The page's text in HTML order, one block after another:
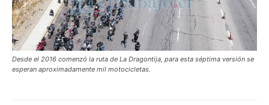
Desde el 2016 comenzó la ruta de La Dragontija, para esta séptima versión se
esperan aproximadamente mil motocicletas.